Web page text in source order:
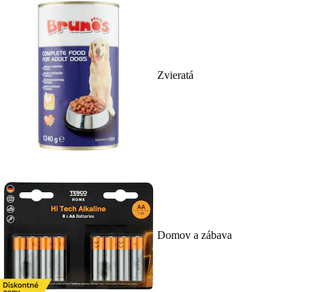
Zvieratá
Domov a zábava